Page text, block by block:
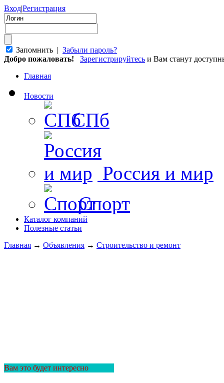
Вход|Регистрация
Запомнить | Забыли пароль?
Добро пожаловать!
Зарегистрируйтесь и Вам станут
Главная
Новости
СПб
Россия и мир
Спорт
Каталог компаний
Полезные статьи
Главная → Объявления → Строительство и ремонт
Вам это будет интересно